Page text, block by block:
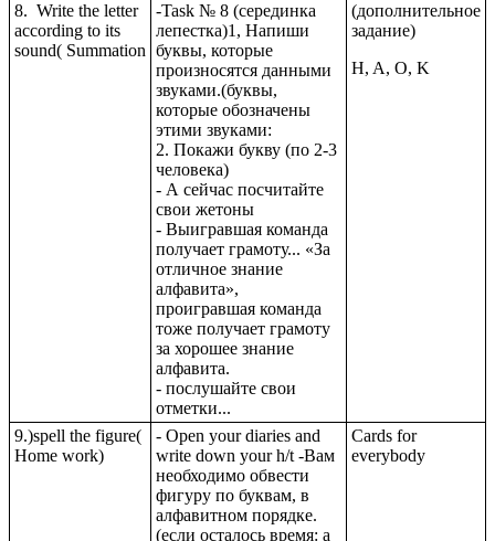
8. Write the letter
according to its
sound( Summation
-Task № 8 (серединка
лепестка)1, Напиши
буквы, которые
произносятся данными
звуками.(буквы,
которые обозначены
этими звуками:
2. Покажи букву (по 2-3
человека)
- А сейчас посчитайте
свои жетоны
- Выигравшая команда
получает грамоту... «За
отличное знание
алфавита»,
проигравшая команда
тоже получает грамоту
за хорошее знание
алфавита.
- послушайте свои
отметки...
(дополнительное
задание)
H, A, O, K
9.)spell the figure(
Home work)
- Open your diaries and
write down your h/t -Вам
необходимо обвести
фигуру по буквам, в
алфавитном порядке.
(если осталось время: a
Cards for
everybody